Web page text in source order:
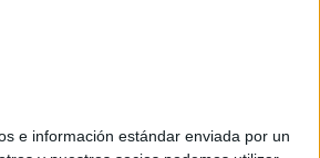
e información estándar enviada por un